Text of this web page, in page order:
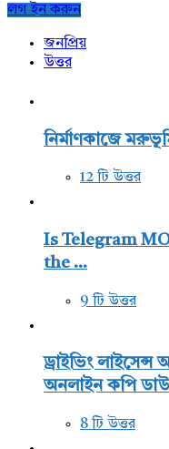
Sidebar
লগ ইন করুন
জনপ্রিয়
উত্তর
নির্মাণকাজে
12 টি উত্তর
Is Telegram
the ...
9 টি উত্তর
ড্রাইভিং
অনলাইন কপি
8 টি উত্তর